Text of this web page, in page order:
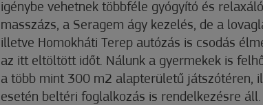
igénybe vehetnek többféle gyógyító és
masszázs, a Seragem ágy kezelés, de a
illetve Homokháti Terep autózás is csodás
az itt eltöltött időt. Nálunk a gyermekek is
a több mint 300 m2 alapterületű játszótéren,
esetén beltéri foglalkozás is rendelkezésre